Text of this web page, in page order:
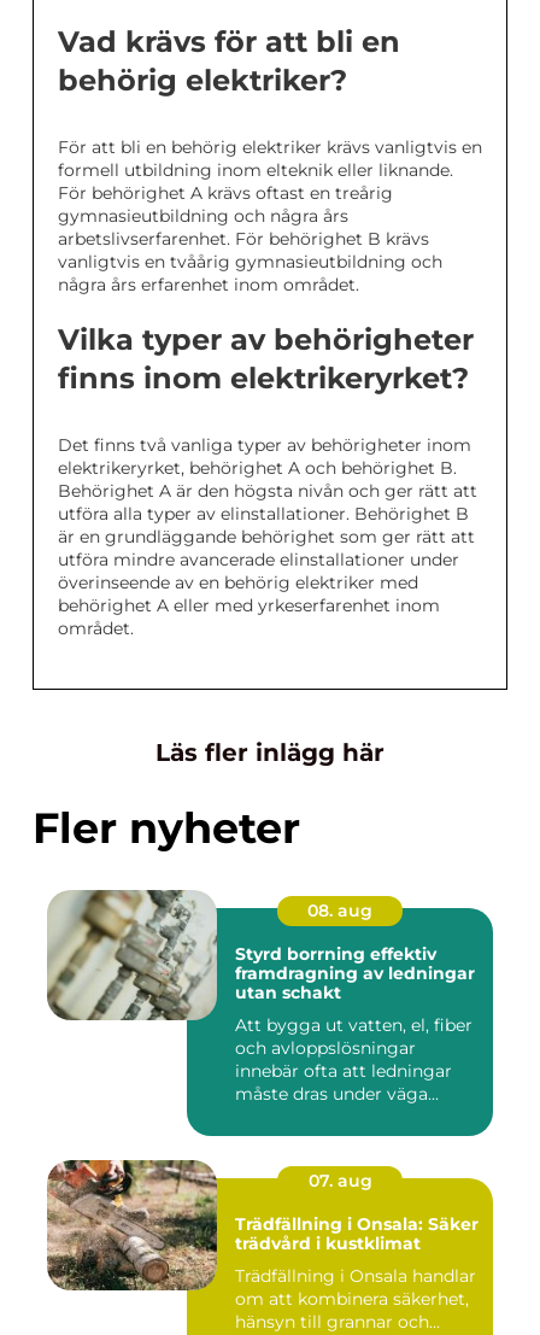
Vad krävs för att bli en
behörig elektriker?
För att bli en behörig elektriker krävs vanligtvis en
formell utbildning inom elteknik eller liknande.
För behörighet A krävs oftast en treårig
gymnasieutbildning och några års
arbetslivserfarenhet. För behörighet B krävs
vanligtvis en tvåårig gymnasieutbildning och
några års erfarenhet inom området.
Vilka typer av behörigheter
finns inom elektrikeryrket?
Det finns två vanliga typer av behörigheter inom
elektrikeryrket, behörighet A och behörighet B.
Behörighet A är den högsta nivån och ger rätt att
utföra alla typer av elinstallationer. Behörighet B
är en grundläggande behörighet som ger rätt att
utföra mindre avancerade elinstallationer under
överinseende av en behörig elektriker med
behörighet A eller med yrkeserfarenhet inom
området.
Läs fler inlägg här
Fler nyheter
08. aug
Styrd borrning effektiv
framdragning av ledningar
utan schakt
Att bygga ut vatten, el, fiber
och avloppslösningar
innebär ofta att ledningar
måste dras under väga...
07. aug
Trädfällning i Onsala: Säker
trädvård i kustklimat
Trädfällning i Onsala handlar
om att kombinera säkerhet,
hänsyn till grannar och...